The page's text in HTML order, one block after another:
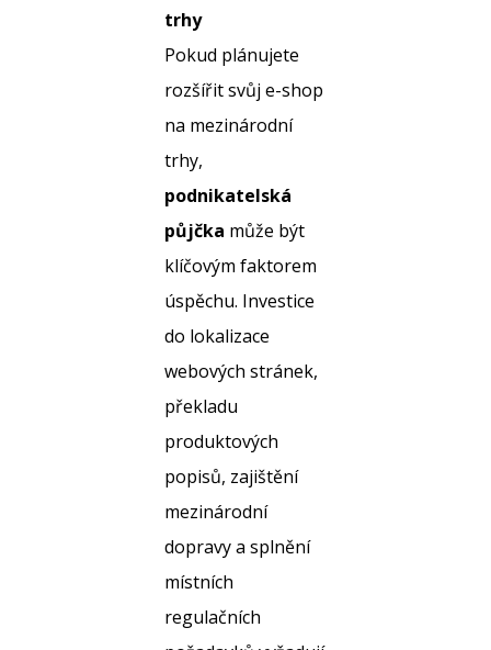
trhy
Pokud plánujete
rozšířit svůj e-shop
na mezinárodní
trhy,
podnikatelská
půjčka může být
klíčovým faktorem
úspěchu. Investice
do lokalizace
webových stránek,
překladu
produktových
popisů, zajištění
mezinárodní
dopravy a splnění
místních
regulačních